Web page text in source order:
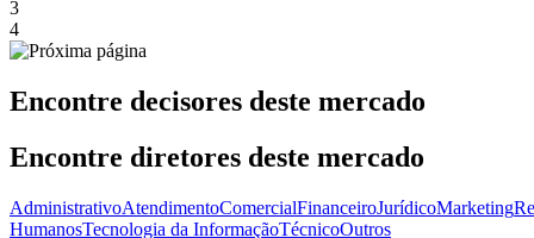
3
4
Encontre decisores deste mercado
Encontre diretores deste mercado
AdministrativoAtendimentoComercialFinanceiroJurídicoMarketing
HumanosTecnologia da InformaçãoTécnicoOutros